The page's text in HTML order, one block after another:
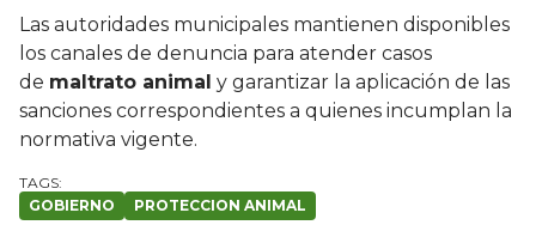
Las autoridades municipales mantienen disponibles
los canales de denuncia para atender casos
de maltrato animal y garantizar la aplicación de las
sanciones correspondientes a quienes incumplan la
normativa vigente.
GOBIERNO PROTECCION ANIMAL